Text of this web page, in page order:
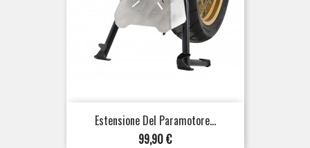
Estensione Del Paramotore...
Prezzo
99,90 €